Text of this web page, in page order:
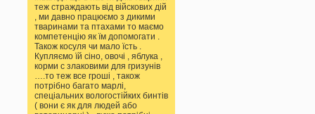
теж страждають від війскових дій
, ми давно працюємо з дикими
тваринами та птахами то маємо
компетенцію як їм допомогати .
Також косуля чи мало їсть .
Купляємо їй сіно, овочі , яблука ,
корми с злаковими для гризунів
….то теж все гроші , також
потрібно багато марлі,
спеціальних вологостійких бинтів
( вони є як для людей або